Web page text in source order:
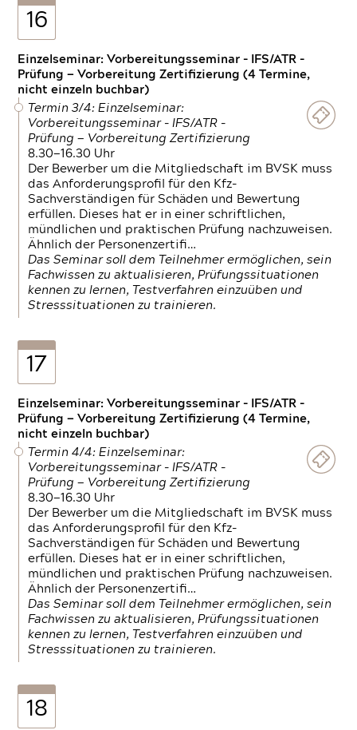
16
Einzelseminar: Vorbereitungsseminar - IFS/ATR -
Prüfung — Vorbereitung Zertifizierung (4 Termine,
nicht einzeln buchbar)
Termin 3/4: Einzelseminar:
Vorbereitungsseminar - IFS/ATR -
Prüfung — Vorbereitung Zertifizierung
8.30—16.30 Uhr
Der Bewerber um die Mitgliedschaft im BVSK muss
das Anforderungsprofil für den Kfz-
Sachverständigen für Schäden und Bewertung
erfüllen. Dieses hat er in einer schriftlichen,
mündlichen und praktischen Prüfung nachzuweisen.
Ähnlich der Personenzertifi…
Das Seminar soll dem Teilnehmer ermöglichen, sein
Fachwissen zu aktualisieren, Prüfungssituationen
kennen zu lernen, Testverfahren einzuüben und
Stresssituationen zu trainieren.
17
Einzelseminar: Vorbereitungsseminar - IFS/ATR -
Prüfung — Vorbereitung Zertifizierung (4 Termine,
nicht einzeln buchbar)
Termin 4/4: Einzelseminar:
Vorbereitungsseminar - IFS/ATR -
Prüfung — Vorbereitung Zertifizierung
8.30—16.30 Uhr
Der Bewerber um die Mitgliedschaft im BVSK muss
das Anforderungsprofil für den Kfz-
Sachverständigen für Schäden und Bewertung
erfüllen. Dieses hat er in einer schriftlichen,
mündlichen und praktischen Prüfung nachzuweisen.
Ähnlich der Personenzertifi…
Das Seminar soll dem Teilnehmer ermöglichen, sein
Fachwissen zu aktualisieren, Prüfungssituationen
kennen zu lernen, Testverfahren einzuüben und
Stresssituationen zu trainieren.
18